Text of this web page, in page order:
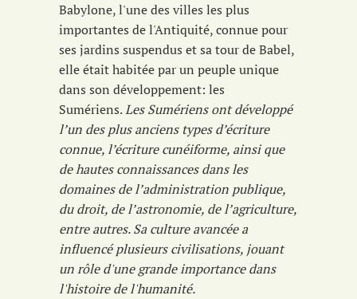
Babylone, l'une des villes les plus
importantes de l'Antiquité, connue pour
ses jardins suspendus et sa tour de Babel,
elle était habitée par un peuple unique
dans son développement: les
Sumériens.Les Sumériens ont développé
l’un des plus anciens types d’écriture
connue, l’écriture cunéiforme, ainsi que
de hautes connaissances dans les
domaines de l’administration publique,
du droit, de l’astronomie, de l’agriculture,
entre autres. Sa culture avancée a
influencé plusieurs civilisations, jouant
un rôle d'une grande importance dans
l'histoire de l'humanité.